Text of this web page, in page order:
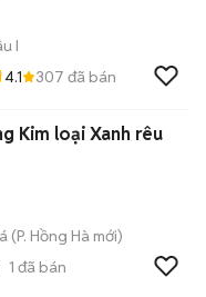
I
4.1 307 đã bán
Kim loại Xanh rêu
(P. Hồng Hà mới)
1 đã bán